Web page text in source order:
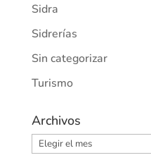
Sidra
Sidrerías
Sin categorizar
Turismo
Archivos
Archivos